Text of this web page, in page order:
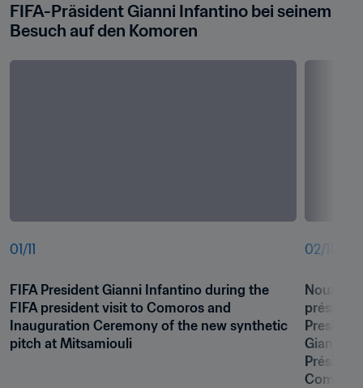
FIFA-Präsident Gianni Infantino bei seinem
Besuch auf den Komoren
01 /11
FIFA President Gianni Infantino during the
FIFA president visit to Comoros and
Inauguration Ceremony of the new synthetic
pitch at Mitsamiouli
02/11
Nour El
Gianni
Comores